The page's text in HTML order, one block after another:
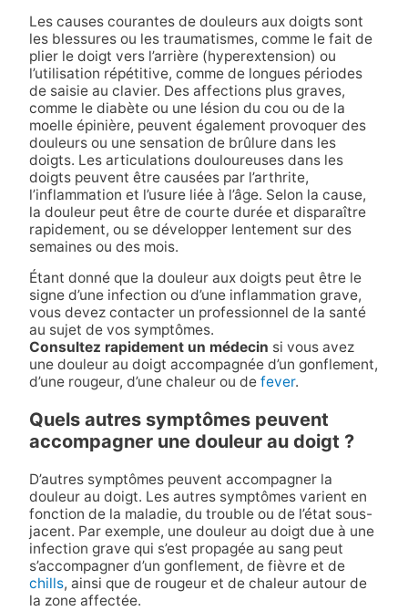
Les causes courantes de douleurs aux doigts sont
les blessures ou les traumatismes, comme le fait de
plier le doigt vers l’arrière (hyperextension) ou
l’utilisation répétitive, comme de longues périodes
de saisie au clavier. Des affections plus graves,
comme le diabète ou une lésion du cou ou de la
moelle épinière, peuvent également provoquer des
douleurs ou une sensation de brûlure dans les
doigts. Les articulations douloureuses dans les
doigts peuvent être causées par l’arthrite,
l’inflammation et l’usure liée à l’âge. Selon la cause,
la douleur peut être de courte durée et disparaître
rapidement, ou se développer lentement sur des
semaines ou des mois.
Étant donné que la douleur aux doigts peut être le
signe d’une infection ou d’une inflammation grave,
vous devez contacter un professionnel de la santé
au sujet de vos symptômes.
Consultez rapidement un médecin si vous avez
une douleur au doigt accompagnée d’un gonflement,
d’une rougeur, d’une chaleur ou de fever.
Quels autres symptômes peuvent
accompagner une douleur au doigt ?
D’autres symptômes peuvent accompagner la
douleur au doigt. Les autres symptômes varient en
fonction de la maladie, du trouble ou de l’état sous-
jacent. Par exemple, une douleur au doigt due à une
infection grave qui s’est propagée au sang peut
s’accompagner d’un gonflement, de fièvre et de
chills, ainsi que de rougeur et de chaleur autour de
la zone affectée.